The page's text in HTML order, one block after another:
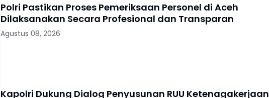
Polri Pastikan Proses Pemeriksaan Personel di Aceh
Dilaksanakan Secara Profesional dan Transparan
Agustus 08, 2026
Kapolri Dukung Dialog Penyusunan RUU